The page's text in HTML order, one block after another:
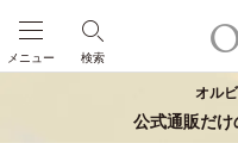
検索
メニュー
オル
公式通販だけ